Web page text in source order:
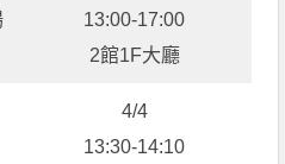
13:00-17:00
2館1F大廳
4/4
13:30-14:10